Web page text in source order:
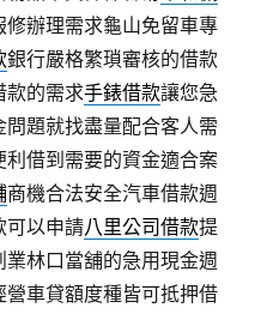
辦理需求龜山免留車專
銀行嚴格繁瑣審核的借款
款的需求手錶借款讓您急
題就找盡量配合客人需
利借到需要的資金適合案
商機合法安全汽車借款週
可以申請八里公司借款提
林口當舖的急用現金週
營車貸額度種皆可抵押借